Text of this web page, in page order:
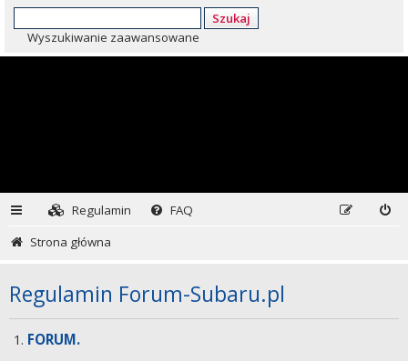
Szukaj
Wyszukiwanie zaawansowane
Regulamin
FAQ
Strona główna
Regulamin Forum-Subaru.pl
FORUM.